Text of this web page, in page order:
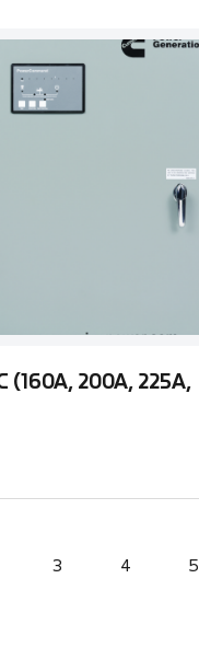
(160A, 200A, 225A,
3 4 5